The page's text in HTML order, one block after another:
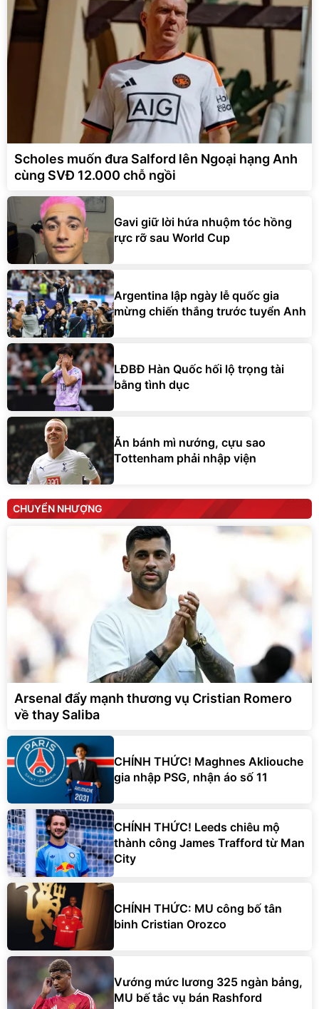
Scholes muốn đưa Salford lên Ngoại hạng Anh
cùng SVĐ 12.000 chỗ ngồi
Gavi giữ lời hứa nhuộm tóc hồng
rực rỡ sau World Cup
Argentina lập ngày lễ quốc gia
mừng chiến thắng trước tuyển Anh
LĐBĐ Hàn Quốc hối lộ trọng tài
bằng tình dục
Ăn bánh mì nướng, cựu sao
Tottenham phải nhập viện
CHUYỂN NHƯỢNG
Arsenal đẩy mạnh thương vụ Cristian Romero
về thay Saliba
CHÍNH THỨC! Maghnes Akliouche
gia nhập PSG, nhận áo số 11
CHÍNH THỨC! Leeds chiêu mộ
thành công James Trafford từ Man
City
CHÍNH THỨC: MU công bố tân
binh Cristian Orozco
Vướng mức lương 325 ngàn bảng,
MU bế tắc vụ bán Rashford